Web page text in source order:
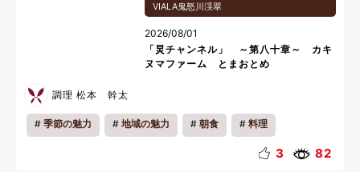
VIALA鬼怒川渓翠
2026/08/01
「炅チャンネル」 ～第八十章～ カキ
ヌマファーム とまおとめ
調理 松本 幹太
季節の魅力 地域の魅力 朝食 料理
3 82